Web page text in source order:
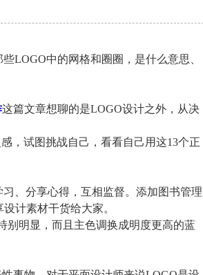
LOGO中的网格和圈圈，是什么意思、
这篇文章想聊的是LOGO设计之外，从决
，试图挑战自己，看看自己用这13个正
、分享心得，互相监督。添加图书管理
计素材干货给大家。
别明显，而且主色调换成明度更高的蓝